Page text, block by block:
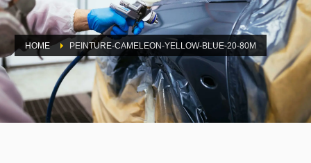
HOME PEINTURE-CAMELEON-YELLOW-BLUE-20-80M